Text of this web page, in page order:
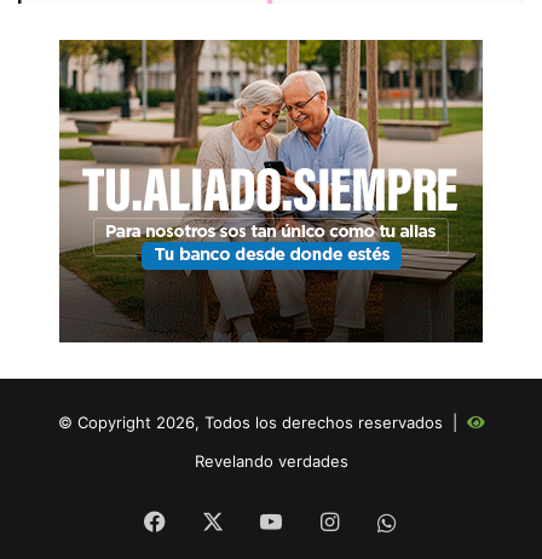
© Copyright 2026, Todos los derechos reservados |
Revelando verdades
Facebook YouTubeInstagram